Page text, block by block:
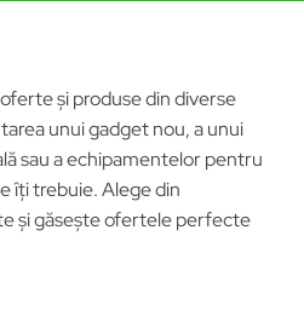
și produse din diverse
unui gadget nou, a unui
sau a echipamentelor pentru
îți trebuie. Alege din
și găsește ofertele perfecte